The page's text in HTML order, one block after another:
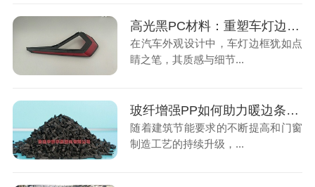
高光黑PC材料：重塑车灯边框美学与功能新标准
在汽车外观设计中，车灯边框犹如点
睛之笔，其质感与细节...
玻纤增强PP如何助力暖边条行业降本增效？
随着建筑节能要求的不断提高和门窗
制造工艺的持续升级，...